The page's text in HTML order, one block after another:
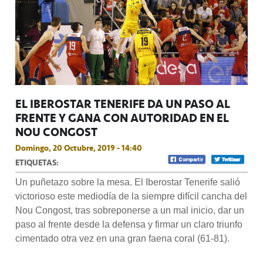
EL IBEROSTAR TENERIFE DA UN PASO AL
FRENTE Y GANA CON AUTORIDAD EN EL
NOU CONGOST
Domingo, 20 Octubre, 2019 - 14:40
ETIQUETAS:
Un puñetazo sobre la mesa. El Iberostar Tenerife salió
victorioso este mediodía de la siempre difícil cancha del
Nou Congost, tras sobreponerse a un mal inicio, dar un
paso al frente desde la defensa y firmar un claro triunfo
cimentado otra vez en una gran faena coral (61-81).